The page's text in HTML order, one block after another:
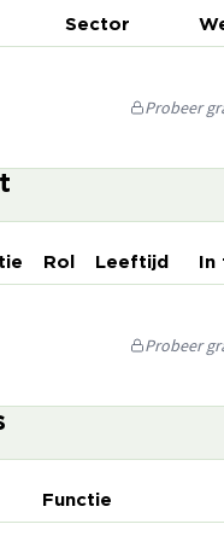
Sector
Probeer
Rol Leeftijd
Probeer
Functie